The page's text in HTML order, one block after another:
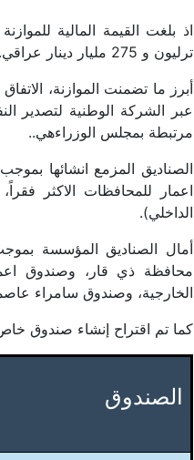
ترليون و 275 مليار دينار عراقي.
أبرز ما تضمنت الموازنة،
مرتبطة بمجلس الوزراءهي..
اعمار للمحافظات الاكثر
الداخلي).
أمال الصناديق المؤسسة
محافظة ذي قار، وصندوق
الخارجية، وصندوق سامراء
كما تم اقتراح إنشاء صندوق خاص
الصندوق